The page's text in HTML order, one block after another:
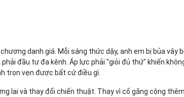
danh giá. Mỗi sáng thức dậy, anh em bị bủa vây
đầu tư đa kênh. Áp lực phải "giỏi đủ thứ" khiến
trọn vẹn được bất cứ điều gì.
lại và thay đổi chiến thuật. Thay vì cố gắng cộng